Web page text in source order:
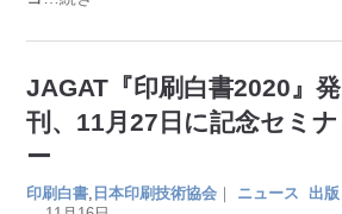
JAGAT『印刷白書2020』発
刊、11月27日に記念セミナ
ー
印刷白書 日本印刷技術協会 ｜ ニュース
出版